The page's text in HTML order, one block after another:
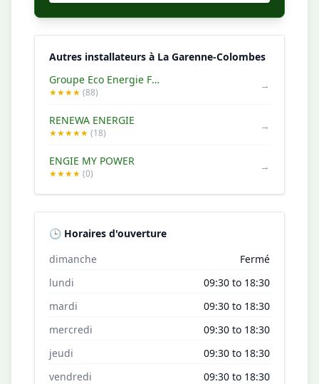
Autres installateurs à La Garenne-Colombes
Groupe Eco Energie France (GEEF)
★★★★ (88)
→
RENEWA ENERGIE
★★★★★ (18)
→
ENGIE MY POWER
★★★★ (0)
→
🕒 Horaires d'ouverture
dimanche
Fermé
lundi
09:30 to 18:30
mardi
09:30 to 18:30
mercredi
09:30 to 18:30
jeudi
09:30 to 18:30
vendredi
09:30 to 18:30